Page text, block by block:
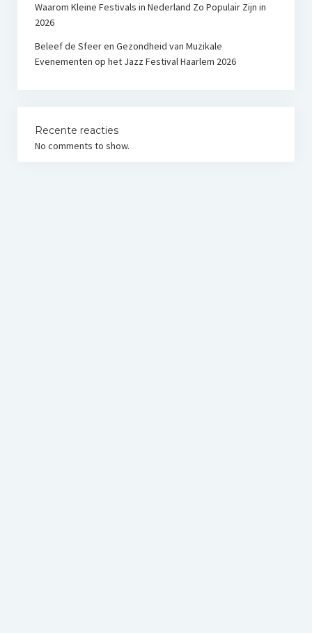
Waarom Kleine Festivals in Nederland Zo Populair Zijn in
2026
Beleef de Sfeer en Gezondheid van Muzikale
Evenementen op het Jazz Festival Haarlem 2026
Recente reacties
No comments to show.